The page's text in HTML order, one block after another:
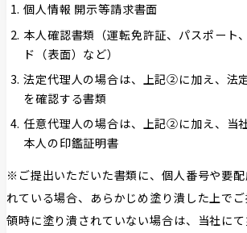
個人情報 開示等請求書面
本人確認書類（運転免許証、パスポート
ド（表面）など）
法定代理人の場合は、上記②に加え、法
を確認する書類
任意代理人の場合は、上記②に加え、当
本人の印鑑証明書
※ご提出いただいた書類に、個人番号や要
れている場合、あらかじめ塗り潰した上で
領時に塗り潰されていない場合は、当社に